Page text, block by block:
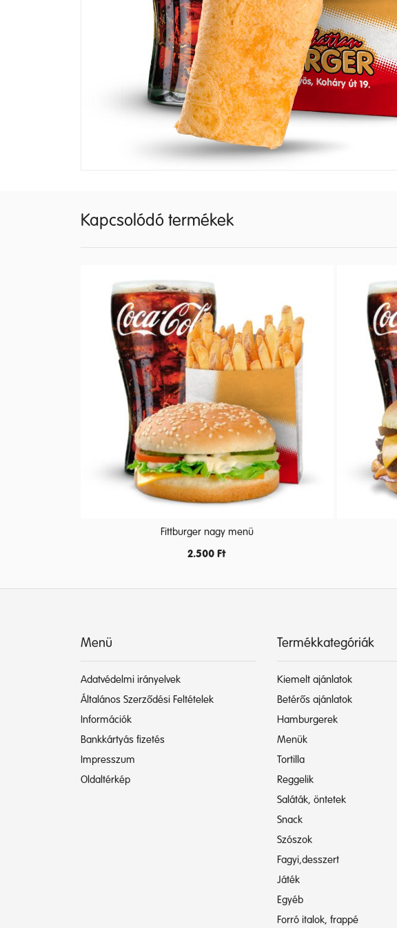
Kapcsolódó termékek
Fittburger nagy menü
2.500 Ft
Menü
Adatvédelmi irányelvek
Általános Szerződési Feltételek
Információk
Bankkártyás fizetés
Impresszum
Oldaltérkép
Termékkategóriák
Kiemelt ajánlatok
Betérős ajánlatok
Hamburgerek
Menük
Tortilla
Reggelik
Saláták, öntetek
Snack
Szószok
Fagyi,desszert
Játék
Egyéb
Forró italok, frappé